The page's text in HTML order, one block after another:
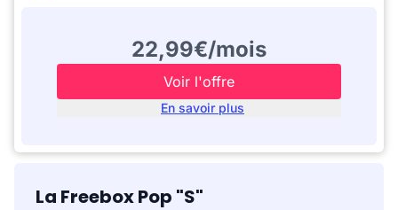
22,99€/mois
Voir l'offre
En savoir plus
La Freebox Pop "S"